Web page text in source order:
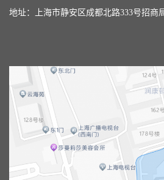
地址：上海市静安区成都北路333号招商